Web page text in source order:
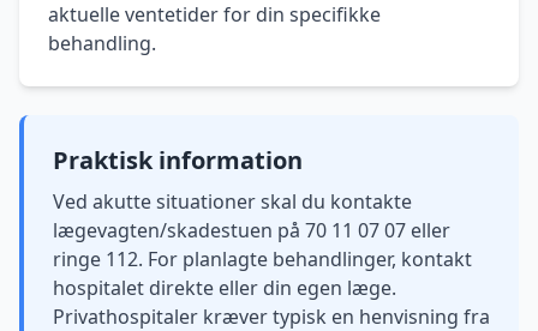
aktuelle ventetider for din specifikke
behandling.
Praktisk information
Ved akutte situationer skal du kontakte
lægevagten/skadestuen på 70 11 07 07 eller
ringe 112. For planlagte behandlinger, kontakt
hospitalet direkte eller din egen læge.
Privathospitaler kræver typisk en henvisning fra